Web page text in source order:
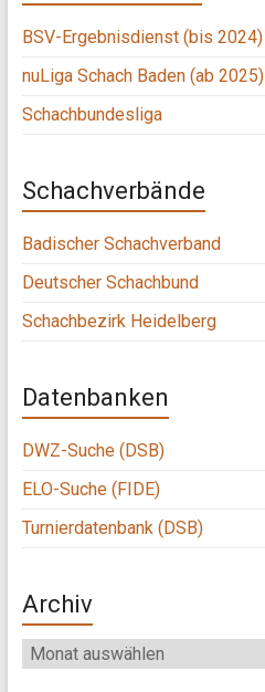
BSV-Ergebnisdienst (bis 2024)
nuLiga Schach Baden (ab 2025)
Schachbundesliga
Schachverbände
Badischer Schachverband
Deutscher Schachbund
Schachbezirk Heidelberg
Datenbanken
DWZ-Suche (DSB)
ELO-Suche (FIDE)
Turnierdatenbank (DSB)
Archiv
Archiv